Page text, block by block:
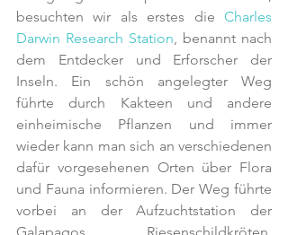
besuchten wir als erstes die Charles
Darwin Research Station, benannt nach
dem Entdecker und Erforscher der
Inseln. Ein schön angelegter Weg
führte durch Kakteen und andere
einheimische Pflanzen und immer
wieder kann man sich an verschiedenen
dafür vorgesehenen Orten über Flora
und Fauna informieren. Der Weg führte
vorbei an der Aufzuchtstation der